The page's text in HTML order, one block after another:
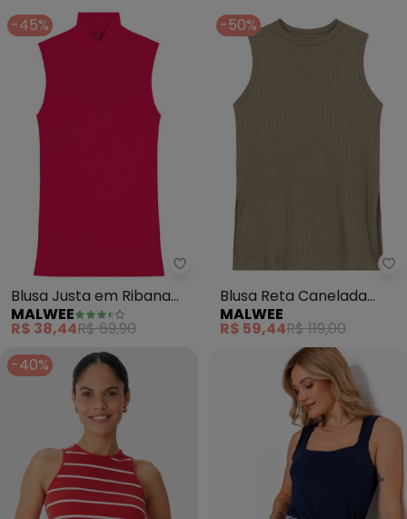
-45%
Malwee - Blusa Justa em
Blusa Justa em Ribana
(Rosa Escuro)
MALWEE
R$ 38,44R$ 69,90
-50%
Blusa Reta Canelada
(Marrom)
MALWEE
R$ 59,44R$ 119,00
-40%